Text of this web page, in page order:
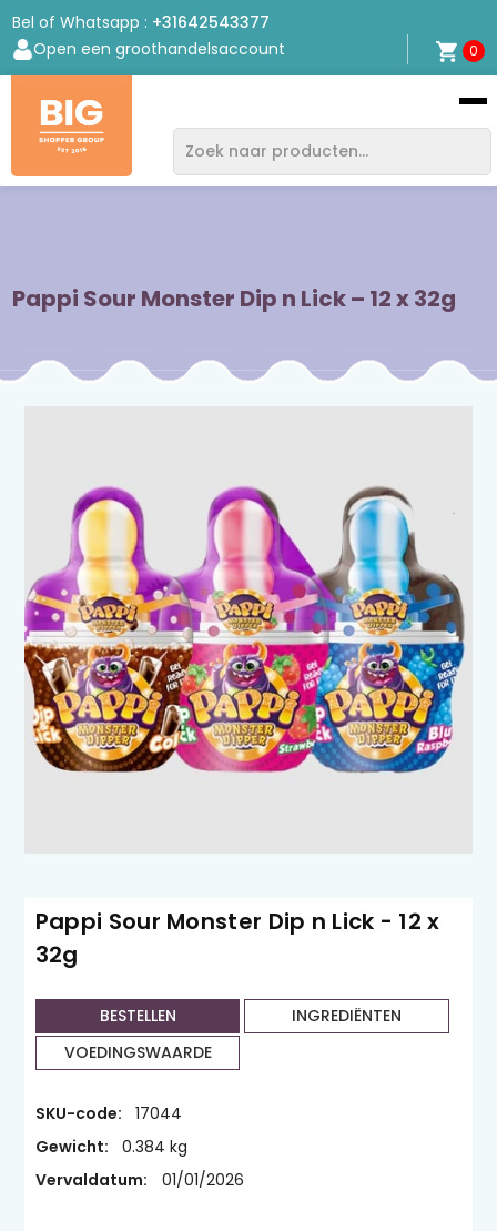
Bel of Whatsapp : +31642543377
Open een groothandelsaccount
0
Bigshopper
Group
Pappi Sour Monster Dip n Lick – 12 x 32g
Pappi Sour Monster Dip n Lick - 12 x
32g
BESTELLEN
INGREDIËNTEN
VOEDINGSWAARDE
SKU-code:
17044
Gewicht:
0.384 kg
Vervaldatum:
01/01/2026